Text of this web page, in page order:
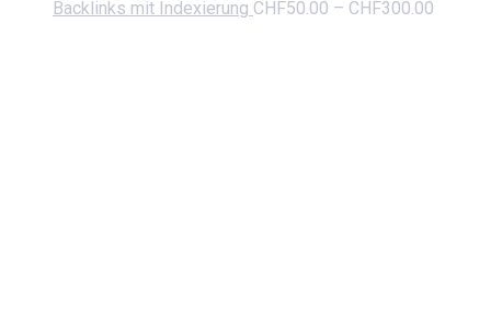
Backlinks mit Indexierung CHF50.00 – CHF300.00